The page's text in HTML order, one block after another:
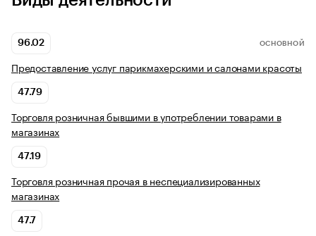
96.02 ОСНОВНОЙ
Предоставление услуг парикмахерскими и салонами красоты
47.79
Торговля розничная бывшими в употреблении товарами в
магазинах
47.19
Торговля розничная прочая в неспециализированных
магазинах
47.7